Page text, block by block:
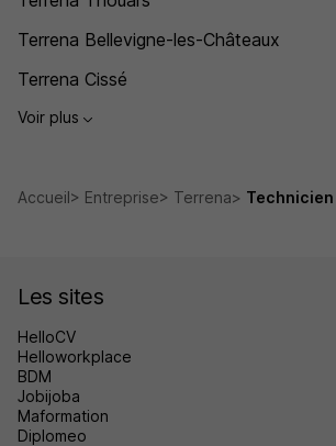
Terrena Bellevigne-les-Châteaux
Terrena Cissé
Voir plus
Accueil Entreprise Terrena
Les sites
HelloCV
Helloworkplace
BDM
Jobijoba
Maformation
Diplomeo